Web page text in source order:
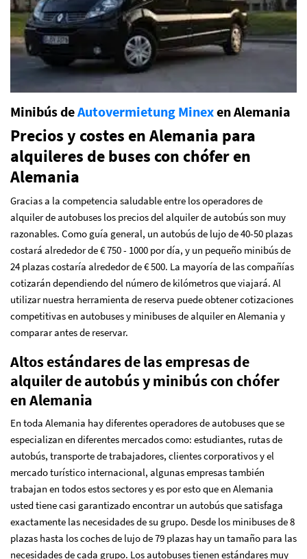
Minibús deAutovermietung Minexen Alemania
Precios y costes en Alemania para
alquileres de buses con chófer en
Alemania
Gracias a la competencia saludable entre los operadores de
alquiler de autobuses los precios del alquiler de autobús son muy
razonables. Como guía general, un autobús de lujo de 40-50 plazas
costará alrededor de € 750 - 1000 por día, y un pequeño minibús de
24 plazas costaría alrededor de € 500. La mayoría de las compañías
cotizarán dependiendo del número de kilómetros que viajará. Al
utilizar nuestra herramienta de reserva puede obtener cotizaciones
competitivas en autobuses y minibuses de alquiler en Alemania y
comparar antes de reservar.
Altos estándares de las empresas de
alquiler de autobús y minibús con chófer
en Alemania
En toda Alemania hay diferentes operadores de autobuses que se
especializan en diferentes mercados como: estudiantes, rutas de
autobús, transporte de trabajadores, clientes corporativos y el
mercado turístico internacional, algunas empresas también
trabajan en todos estos sectores y es por esto que en Alemania
usted tiene casi garantizado encontrar un autobús que satisfaga
exactamente las necesidades de su grupo. Desde los minibuses de 8
plazas hasta los coches de lujo de 79 plazas hay un tamaño para las
necesidades de cada grupo. Los autobuses tienen estándares muy